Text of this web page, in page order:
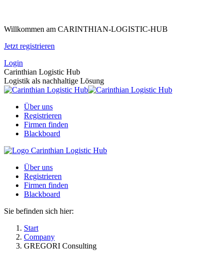
springen
Willkommen am CARINTHIAN-LOGISTIC-HUB
Jetzt registrieren
Login
Carinthian Logistic Hub
Logistik als nachhaltige Lösung
Über uns
Registrieren
Firmen finden
Blackboard
Über uns
Registrieren
Firmen finden
Blackboard
Sie befinden sich hier:
Start
Company
GREGORI Consulting